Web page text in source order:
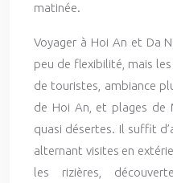
matinée.
Voyager à Hoi An et Da
peu de flexibilité, mais
de touristes, ambiance
de Hoi An, et plages de
quasi désertes. Il suffit
alternant visites en
les rizières,